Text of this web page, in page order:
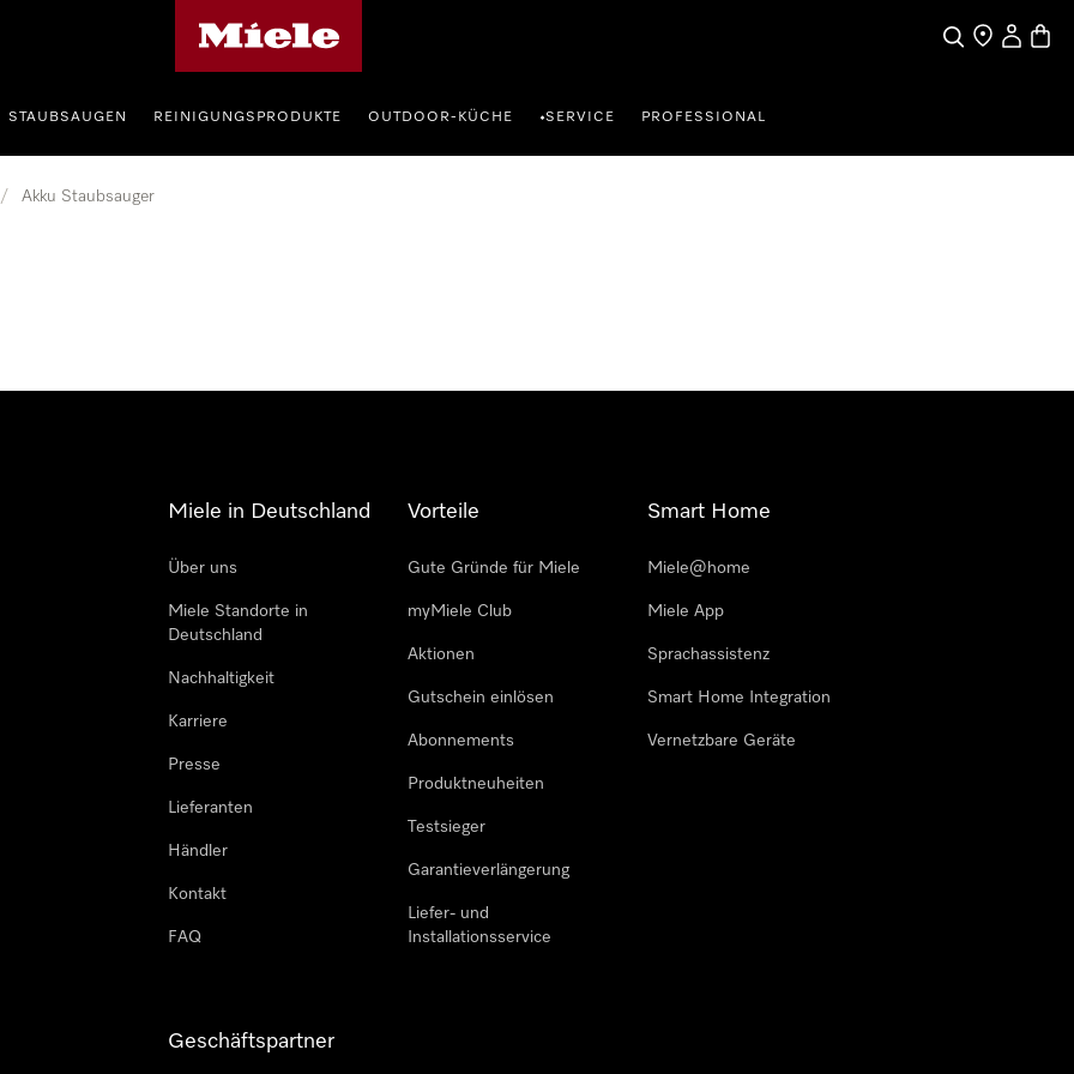
SucheHändler
Mein
STAUBSAUGEN REINIGUNGSPRODUKTE OUTDOOR-KÜCHE •SERVICE PROFESSIONAL
/ Akku Staubsauger
Miele in Deutschland
Über uns
Miele Standorte in
Deutschland
Nachhaltigkeit
Karriere
Presse
Lieferanten
Händler
Kontakt
FAQ
Vorteile
Gute Gründe für Miele
myMiele Club
Aktionen
Gutschein einlösen
Abonnements
Produktneuheiten
Testsieger
Garantieverlängerung
Liefer- und
Installationsservice
Smart Home
Miele@home
Miele App
Sprachassistenz
Smart Home Integration
Vernetzbare Geräte
Geschäftspartner